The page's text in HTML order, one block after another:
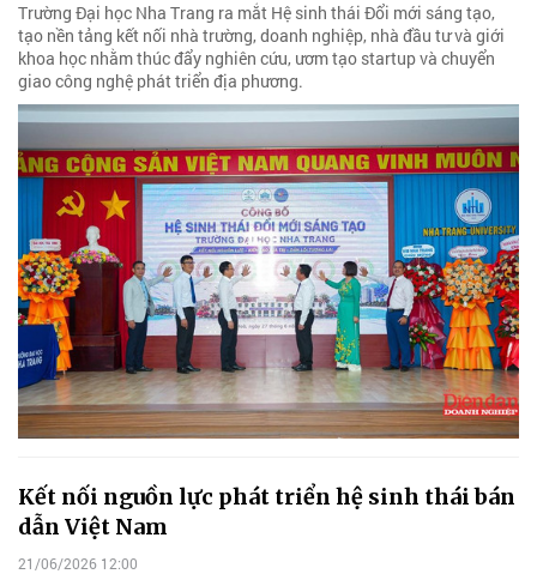
Trường Đại học Nha Trang ra mắt Hệ sinh thái Đổi mới sáng tạo,
tạo nền tảng kết nối nhà trường, doanh nghiệp, nhà đầu tư và giới
khoa học nhằm thúc đẩy nghiên cứu, ươm tạo startup và chuyển
giao công nghệ phát triển địa phương.
Kết nối nguồn lực phát triển hệ sinh thái bán
dẫn Việt Nam
21/06/2026 12:00